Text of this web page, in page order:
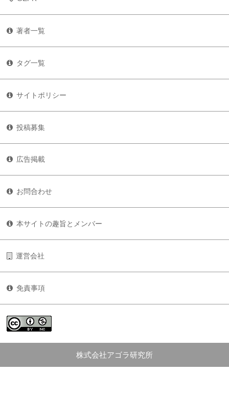
著者一覧
タグ一覧
サイトポリシー
投稿募集
広告掲載
お問合わせ
本サイトの趣旨とメンバー
運営会社
免責事項
株式会社アゴラ研究所